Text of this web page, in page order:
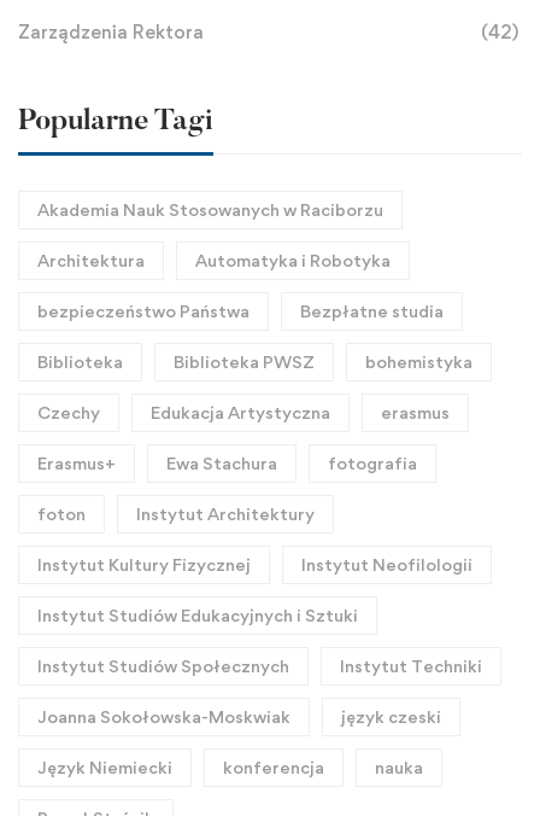
Zarządzenia Rektora (42)
Popularne Tagi
Akademia Nauk Stosowanych w Raciborzu
Architektura Automatyka i Robotyka
bezpieczeństwo Państwa Bezpłatne studia
Biblioteka Biblioteka PWSZ bohemistyka
Czechy Edukacja Artystyczna erasmus
Erasmus+ Ewa Stachura fotografia
foton Instytut Architektury
Instytut Kultury Fizycznej Instytut Neofilologii
Instytut Studiów Edukacyjnych i Sztuki
Instytut Studiów Społecznych Instytut Techniki
Joanna Sokołowska-Moskwiak język czeski
Język Niemiecki konferencja nauka